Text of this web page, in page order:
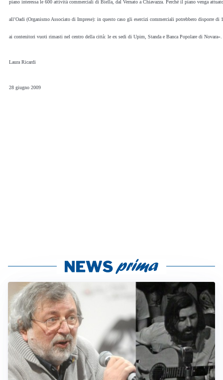
piano interessa le 600 attività commerciali di Biella, dal Vernato a Chiavazza. Perché il piano venga
all’Oadi (Organismo Associato di Imprese): in questo caso gli esercizi commerciali potrebbero disporre
ai contenitori vuoti rimasti nel centro della città: le ex sedi di Upim, Standa e Banca Popolare di Novara».
Laura Ricardi
28 giugno 2009